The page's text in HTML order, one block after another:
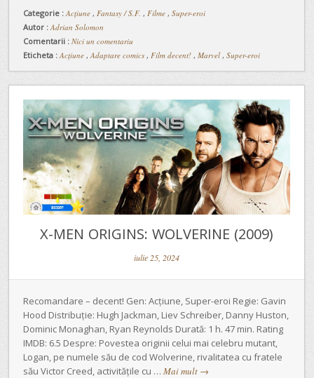
Categorie : Acţiune , Fantasy / S.F. , Filme , Super-eroi
Autor : Adrian Solomon
Comentarii : Nici un comentariu
Eticheta : Acțiune , Adaptare comics , Film decent! , Marvel , Super-eroi
X-MEN ORIGINS: WOLVERINE (2009)
iulie 25, 2024
Recomandare – decent! Gen: Acțiune, Super-eroi Regie: Gavin
Hood Distribuție: Hugh Jackman, Liev Schreiber, Danny Huston,
Dominic Monaghan, Ryan Reynolds Durată: 1 h. 47 min. Rating
IMDB: 6.5 Despre: Povestea originii celui mai celebru mutant,
Logan, pe numele său de cod Wolverine, rivalitatea cu fratele
său Victor Creed, activitățile cu … Mai mult →